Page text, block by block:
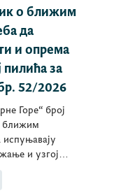
о ближим
да
и опрема
пилића за
52/2026
Горе“ број
ближим
испуњавају
и узгој